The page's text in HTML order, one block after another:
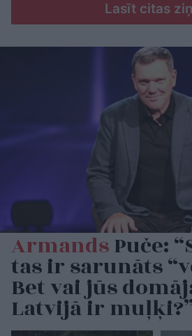
Lasīt citas
ArmandsPuče:
tas ir sarunāts
Bet vai jūs
Latvijā ir